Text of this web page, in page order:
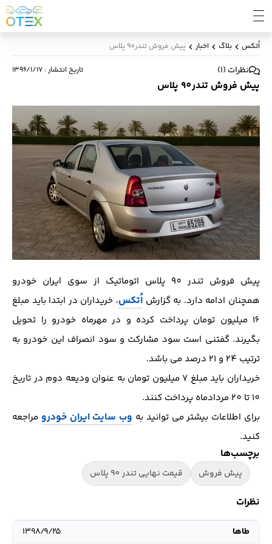
اُتکس بلاگ اخبار پیش فروش تندر90 پلاس
نظرات (
1
) تاریخ انتشار: ۱۳۹۶/۱/۱۷
پیش فروش تندر90 پلاس
پیش فروش تندر 90 پلاس اتوماتیک از سوی ایران خودرو
همچنان ادامه دارد. به گزارش اُتکس، خریداران در ابتدا باید مبلغ
16 میلیون تومان پرداخت کرده و در مهرماه خودرو را تحویل
بگیرند. گفتنی است سود مشارکت و سود انصراف این خودرو به
ترتیب 24 و 21 درصد می باشد.
خریداران باید مبلغ 7 میلیون تومان به عنوان ودیعه دوم در تاریخ
10 تا 20 مردادماه پرداخت کنند.
برای اطلاعات بیشتر می توانید به وب سایت ایران خودرو مراجعه
کنید.
برچسب‌ها
پیش فروش قیمت نهایی تندر 90 پلاس
نظرات
طاها ۱۳۹۸/۹/۲۵